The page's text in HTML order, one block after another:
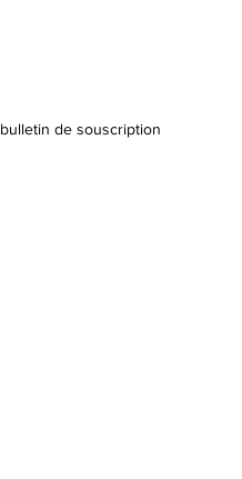
bulletin de souscription